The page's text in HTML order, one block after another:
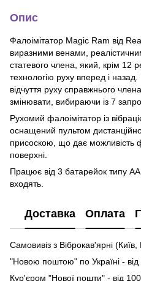
Опис
Фалоімітатор Magic Ram від
виразними венами,
статевого члена, який, крім 12
технологію руху вперед і
відчуття руху справжнього
змінювати, вибираючи із 7
Рухомий фалоімітатор із
оснащений пультом
присоскою, що дає можливість
поверхні.
Працює від 3 батарейок типу
входять.
Доставка Оплата
Самовивіз з Віброкав'ярні
"Новою поштою" по Україні - від
Кур'єром "Нової пошти" - від